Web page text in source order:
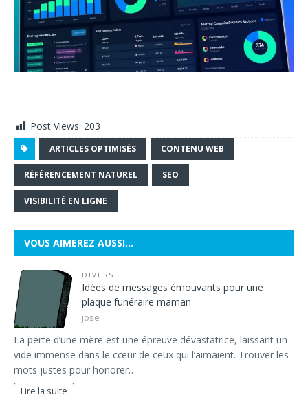
Post Views: 203
ARTICLES OPTIMISÉS CONTENU WEB
RÉFÉRENCEMENT NATUREL SEO
VISIBILITÉ EN LIGNE
VOUS AIMEREZ AUSSI…
DIVERS
Idées de messages émouvants pour une
plaque funéraire maman
jose
La perte d’une mère est une épreuve dévastatrice, laissant un
vide immense dans le cœur de ceux qui l’aimaient. Trouver les
mots justes pour honorer…
Lire la suite